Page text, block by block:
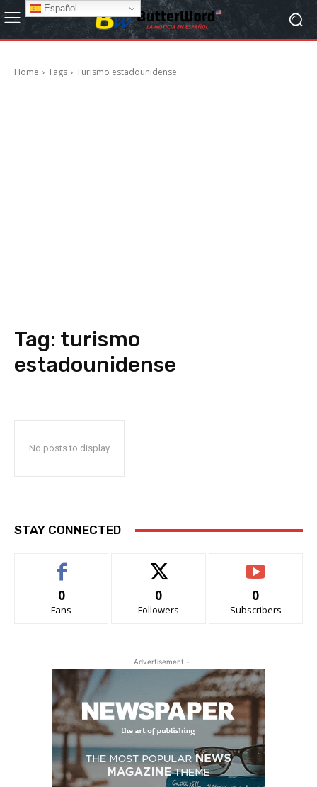
Home Tags Turismo estadounidense
Tag: turismo
estadounidense
No posts to display
STAY CONNECTED
0
Fans
0
Followers
0
Subscribers
- Advertisement -
Español